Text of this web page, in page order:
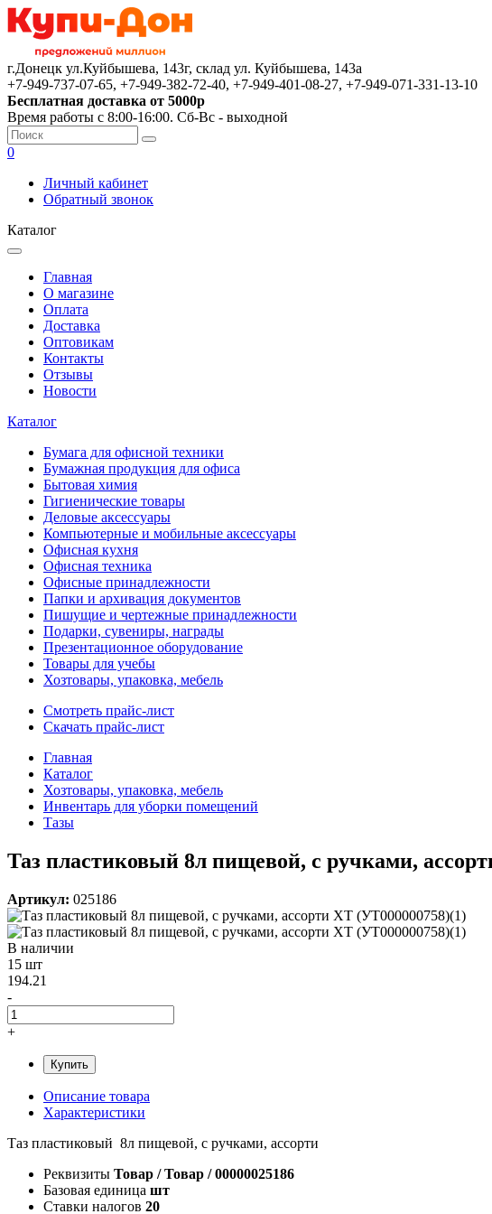
г.Донецк ул.Куйбышева, 143г, склад ул. Куйбышева, 143а
+7-949-737-07-65, +7-949-382-72-40, +7-949-401-08-27, +7-949-071-331-13-10
Бесплатная доставка от 5000р
Время работы с 8:00-16:00. Сб-Вс - выходной
0
Личный кабинет
Обратный звонок
Каталог
Главная
О магазине
Оплата
Доставка
Оптовикам
Контакты
Отзывы
Новости
Каталог
Бумага для офисной техники
Бумажная продукция для офиса
Бытовая химия
Гигиенические товары
Деловые аксессуары
Компьютерные и мобильные аксессуары
Офисная кухня
Офисная техника
Офисные принадлежности
Папки и архивация документов
Пишущие и чертежные принадлежности
Подарки, сувениры, награды
Презентационное оборудование
Товары для учебы
Хозтовары, упаковка, мебель
Смотреть прайс-лист
Скачать прайс-лист
Главная
Каталог
Хозтовары, упаковка, мебель
Инвентарь для уборки помещений
Тазы
Таз пластиковый 8л пищевой, с ручками,
Артикул: 025186
В наличии
15 шт
194.21
-
+
Купить
Описание товара
Характеристики
Таз пластиковый 8л пищевой, с ручками, ассорти
Реквизиты Товар / Товар / 00000025186
Базовая единица шт
Ставки налогов 20